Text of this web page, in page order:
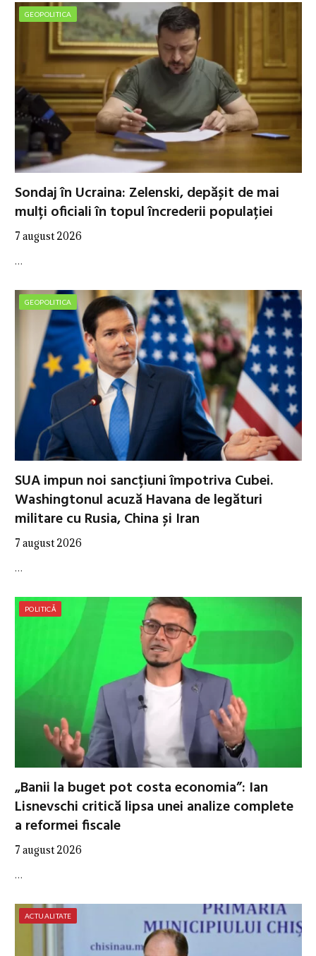
GEOPOLITICA
Sondaj în Ucraina: Zelenski, depășit de mai
mulți oficiali în topul încrederii populației
7 august 2026
…
GEOPOLITICA
SUA impun noi sancțiuni împotriva Cubei.
Washingtonul acuză Havana de legături
militare cu Rusia, China și Iran
7 august 2026
…
POLITICĂ
„Banii la buget pot costa economia”: Ian
Lisnevschi critică lipsa unei analize complete
a reformei fiscale
7 august 2026
…
ACTUALITATE